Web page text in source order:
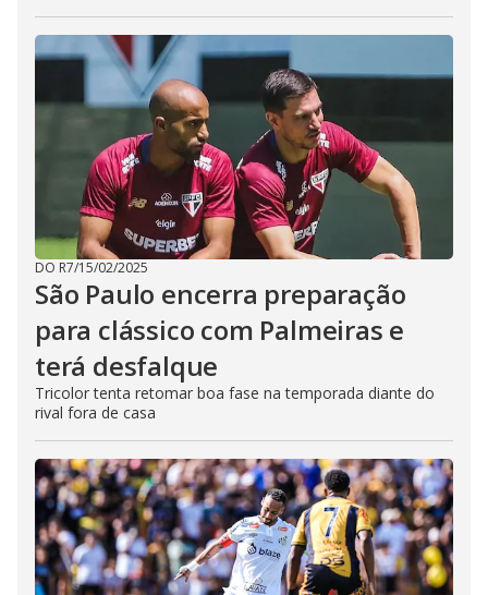
DO R7/15/02/2025
São Paulo encerra preparação
para clássico com Palmeiras e
terá desfalque
Tricolor tenta retomar boa fase na temporada diante do
rival fora de casa